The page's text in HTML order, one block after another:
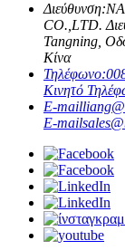
Διεύθυνση:
CO.,LTD.
Tangning,
Κίνα
Τηλέφωνο:
Κινητό
E-mail
E-mail